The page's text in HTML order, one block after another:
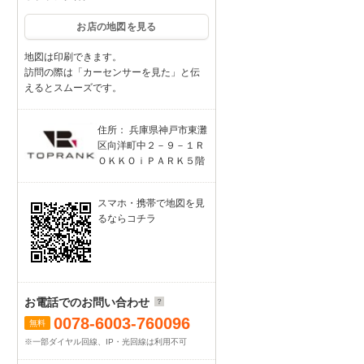
お店の地図を見る
地図は印刷できます。
訪問の際は「カーセンサーを見た」と伝
えるとスムーズです。
住所： 兵庫県神戸市東灘
区向洋町中２－９－１Ｒ
ＯＫＫＯｉＰＡＲＫ５階
スマホ・携帯で地図を見
るならコチラ
お電話でのお問い合わせ
無料 0078-6003-760096
※一部ダイヤル回線、IP・光回線は利用不可